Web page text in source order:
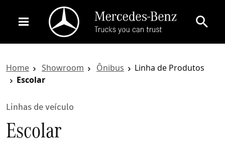
Home Showroom Ônibus
Linha de Produtos
Escolar
Linhas de veículo
Escolar